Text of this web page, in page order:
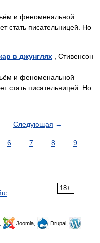
и феноменальной
стать писательницей. Но
в джунглях , Стивенсон
и феноменальной
стать писательницей. Но
Следующая →
6 7 8
9
18+
Joomla,
Drupal,